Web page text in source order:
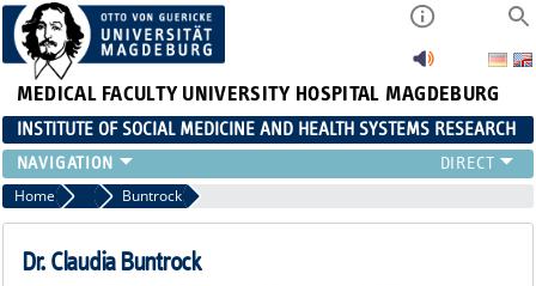
MEDICAL FACULTY UNIVERSITY HOSPITAL MAGDEBURG
INSTITUTE OF SOCIAL MEDICINE AND HEALTH SYSTEMS RESEARCH
TEACHING
INSTITUTE
TEAM
Home Team Buntrock
Dr. Claudia Buntrock